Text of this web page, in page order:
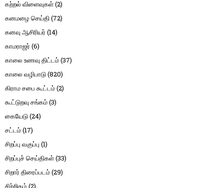
கற்றல் விளைவுகள்(2)
கனமழை செய்தி(72)
கனவு ஆசிரியர் (14)
காமராஜர் (6)
காலை உணவு திட்டம்(37)
காலை வழிபாடு(820)
கிராம சபை கூட்டம்(2)
கூட்டுறவு சங்கம்(3)
கையேடு(24)
சட்டம்(17)
சிறப்பு வகுப்பு (1)
சிறப்புச் செய்திகள்(33)
சிறார் திரைப்படம்(29)